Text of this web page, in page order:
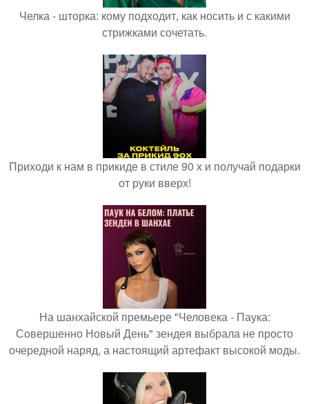
Челка - шторка: кому подходит, как носить и с какими
стрижками сочетать.
Приходи к нам в прикиде в стиле 90 х и получай подарки
от руки вверх!
На шанхайской премьере "Человека - Паука:
Совершенно Новый День" зендея выбрала не просто
очередной наряд, а настоящий артефакт высокой моды.